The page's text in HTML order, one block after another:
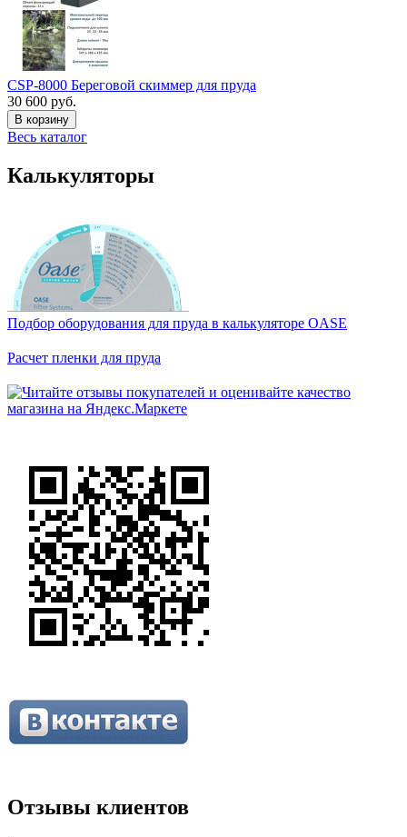
CSP-8000 Береговой скиммер для пруда
30 600 руб.
В корзину
Весь каталог
Калькуляторы
Подбор оборудования для пруда в калькуляторе OASE
Расчет пленки для пруда
Отзывы клиентов